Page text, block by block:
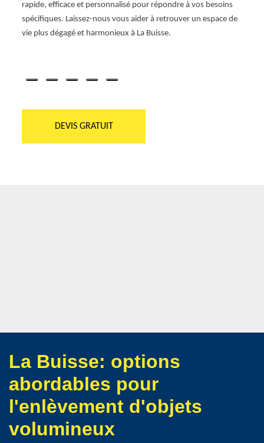
rapide, efficace et personnalisé pour répondre à vos besoins
spécifiques. Laissez-nous vous aider à retrouver un espace de
vie plus dégagé et harmonieux à La Buisse.
DEVIS GRATUIT
La Buisse: options
abordables pour
l'enlèvement d'objets
volumineux